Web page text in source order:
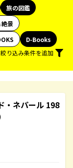
旅の図鑑
景
D-Books
絞り込み条件を追加
・ネパール 198